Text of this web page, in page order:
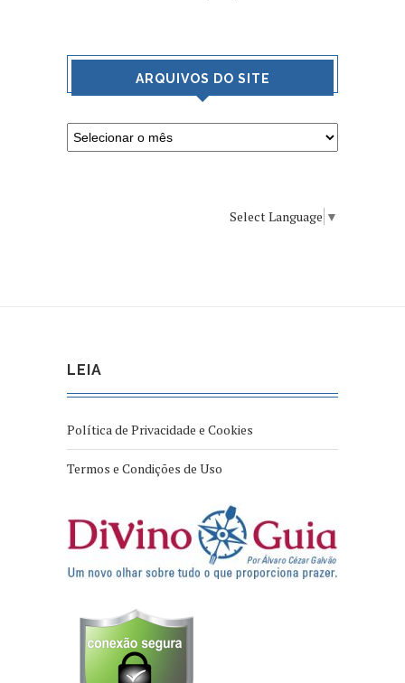
ARQUIVOS DO SITE
Select Language ▼
LEIA
Política de Privacidade e Cookies
Termos e Condições de Uso